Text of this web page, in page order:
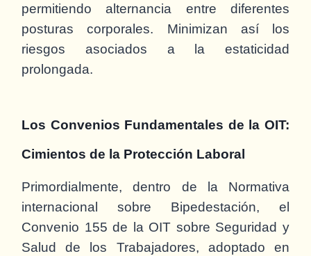
permitiendo alternancia entre diferentes
posturas corporales. Minimizan así los
riesgos asociados a la estaticidad
prolongada.
Los Convenios Fundamentales de la OIT:
Cimientos de la Protección Laboral
Primordialmente, dentro de la Normativa
internacional sobre Bipedestación, el
Convenio 155 de la OIT sobre Seguridad y
Salud de los Trabajadores, adoptado en